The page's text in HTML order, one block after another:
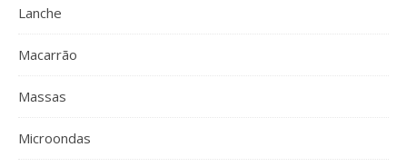
Lanche
Macarrão
Massas
Microondas